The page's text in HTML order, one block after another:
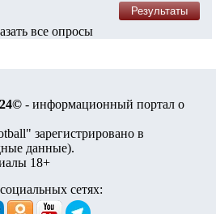
все опросы
- информационный портал о
зарегистрировано в
данные).
18+
сетях: